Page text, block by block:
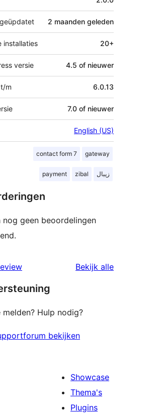
2 maanden geleden
installaties 20+
versie 4.5 of nieuwer
m 6.0.13
7.0 of nieuwer
English (US)
contact form 7 gateway
payment zibal زیبال
nog geen beoordelingen
Bekijk alle
melden? Hulp nodig?
bekijken
Showcase
Thema's
Plugins